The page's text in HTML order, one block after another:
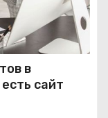
в
сайт